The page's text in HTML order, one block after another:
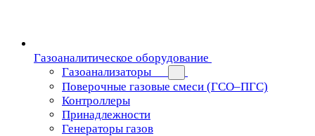
Газоаналитическое оборудование
Газоанализаторы
Поверочные газовые смеси (ГСО–ПГС)
Контроллеры
Принадлежности
Генераторы газов